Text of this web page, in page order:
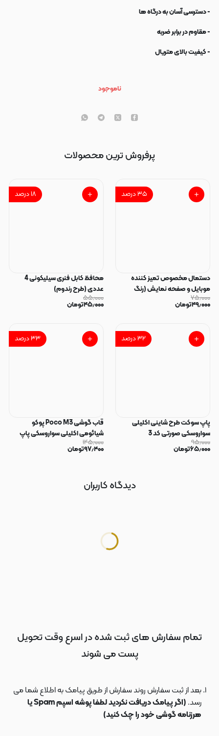
- دسترسی آسان به درگاه ها
- مقاوم در برابر ضربه
- کیفیت بالای متریال
ناموجود
پرفروش ترین محصولات
۳۵درصد
دستمال مخصوص تمیز کننده
موبایل و صفحه نمایش (رنگ
رندوم)
۷۵٫۰۰۰
۴۹٫۰۰۰تومان
۱۸درصد
محافظ کابل فنری سیلیکونی 4
عددی (طرح رندوم)
۵۵٫۰۰۰
۴۵٫۰۰۰تومان
۳۲درصد
پاپ سوکت طرح شاینی اکلیلی
سواروسکی صورتی کد 3
۹۵٫۰۰۰
۶۵٫۰۰۰تومان
۳۳درصد
قاب گوشی Poco M3 پوکو
شیائومی اکلیلی سواروسکی پاپ
سوکت دار محافظ لنز دار صورتی کد
۱۴۵٫۰۰۰
۹۷٫۴۰۰تومان
دیدگاه کاربران
تمام سفارش های ثبت شده در اسرع وقت تحویل
پست می شوند
بعد از ثبت سفارش روند سفارش از طریق پیامک به اطلاع شما می
رسد.
(اگر پیامک دریافت نکردید لطفا پوشه اسپم Spam یا
هرزنامه گوشی خود را چک کنید)